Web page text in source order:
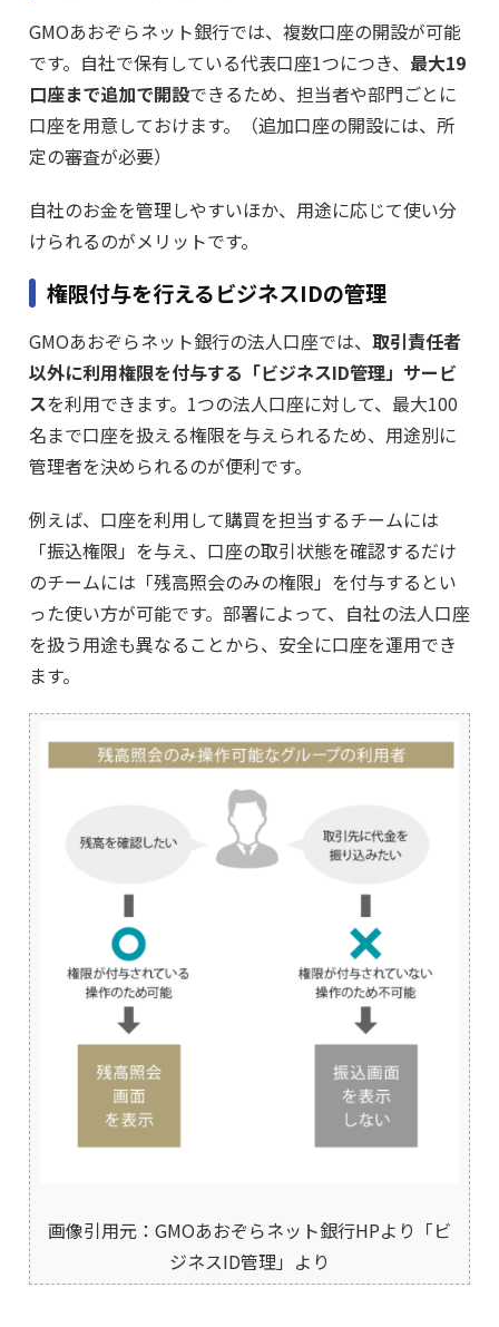
GMOあおぞらネット銀行では、複数口座の開設が可能
です。自社で保有している代表口座1つにつき、 最大19
口座まで追加で開設できるため、担当者や部門ごとに
口座を用意しておけます。（追加口座の開設には、所
定の審査が必要）
自社のお金を管理しやすいほか、用途に応じて使い分
けられるのがメリットです。
権限付与を行えるビジネスIDの管理
GMOあおぞらネット銀行の法人口座では、 取引責任者
以外に利用権限を付与する「ビジネスID管理」サービ
スを利用できます。1つの法人口座に対して、最大100
名まで口座を扱える権限を与えられるため、用途別に
管理者を決められるのが便利です。
例えば、口座を利用して購買を担当するチームには
「振込権限」を与え、口座の取引状態を確認するだけ
のチームには「残高照会のみの権限」を付与するとい
った使い方が可能です。部署によって、自社の法人口座
を扱う用途も異なることから、安全に口座を運用でき
ます。
画像引用元：GMOあおぞらネット銀行HPより「ビ
ジネスID管理」より